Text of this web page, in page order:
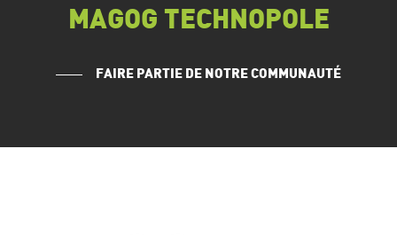
MAGOG TECHNOPOLE
FAIRE PARTIE DE NOTRE COMMUNAUTÉ